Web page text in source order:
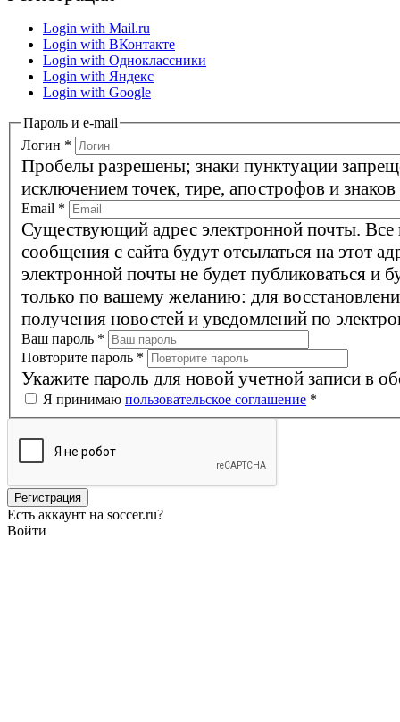
Login with Mail.ru
Login with ВКонтакте
Login with Одноклассники
Login with Яндекс
Login with Google
Пароль и e-mail
Логин *
Пробелы разрешены; знаки пунктуации
исключением точек, тире, апострофов и
Email *
Существующий адрес электронной почты. Все
сообщения с сайта будут отсылаться на этот
электронной почты не будет публиковаться и
только по вашему желанию: для
получения новостей и уведомлений по
Ваш пароль *
Повторите пароль *
Укажите пароль для новой учетной записи в
Я принимаю пользовательское соглашение *
Есть аккаунт на soccer.ru?
Войти